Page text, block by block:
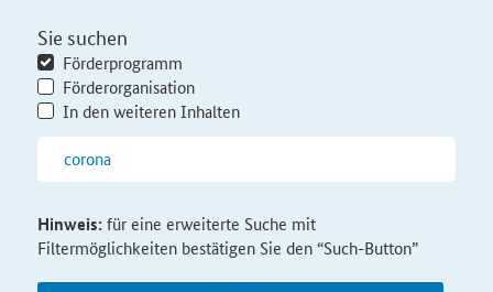
Sie suchen
Förderprogramm
Förderorganisation
In den weiteren Inhalten
Hinweis:für eine erweiterte Suche mit
Filtermöglichkeiten bestätigen Sie den “Such-Button”